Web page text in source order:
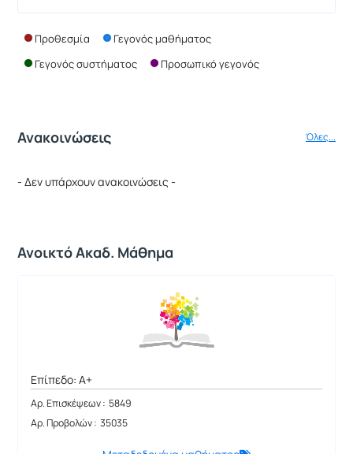
Προθεσμία
Γεγονός μαθήματος
Γεγονός συστήματος
Προσωπικό γεγονός
Ανακοινώσεις Όλες...
- Δεν υπάρχουν ανακοινώσεις -
Ανοικτό Ακαδ. Μάθημα
Επίπεδο: A+
Αρ. Επισκέψεων : 5849
Αρ. Προβολών : 35035